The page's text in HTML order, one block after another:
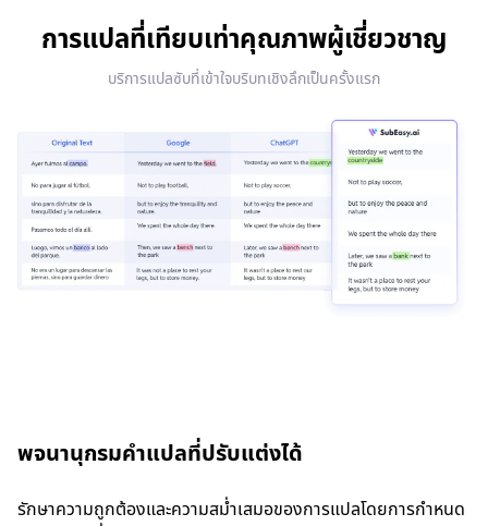
การแปลที่เทียบเท่าคุณภาพผู้เชี่ยวชาญ
บริการแปลซับที่เข้าใจบริบทเชิงลึกเป็นครั้งแรก
พจนานุกรมคำแปลที่ปรับแต่งได้
รักษาความถูกต้องและความสม่ำเสมอของการแปลโดยการกำหนด